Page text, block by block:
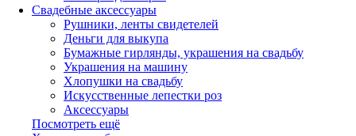
Свадебные аксессуары
Рушники, ленты свидетелей
Деньги для выкупа
Бумажные гирлянды, украшения на свадьбу
Украшения на машину
Хлопушки на свадьбу
Искусственные лепестки роз
Аксессуары
Посмотреть ещё